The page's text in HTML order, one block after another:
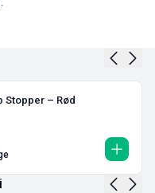
Stopper – Rød